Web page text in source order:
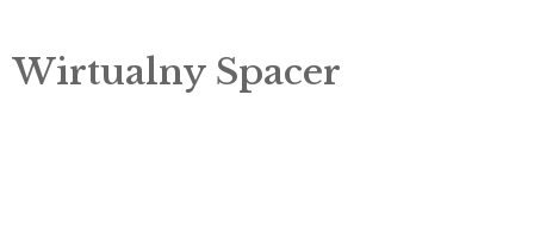
Wirtualny Spacer